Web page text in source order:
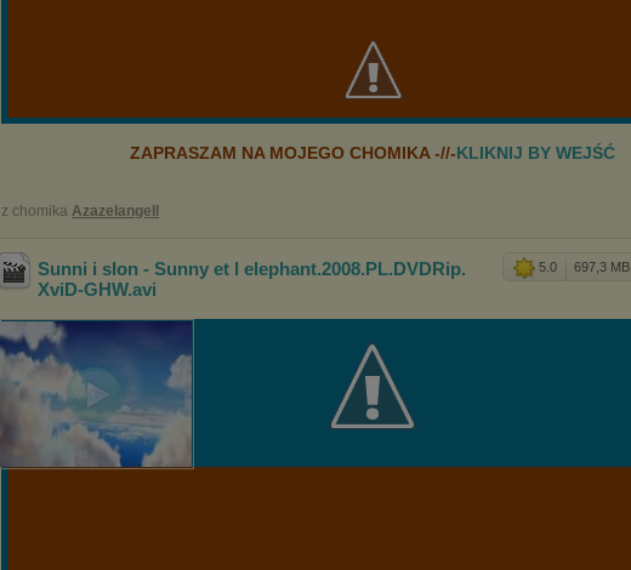
ZAPRASZAM NA MOJEGO CHOMIKA -//-KLIKNIJ BY WEJŚĆ
z chomika Azazelangell
5.0 697,3 MB
Sunni i slon - Sunny et l elephant.2008.PL.DVDRip.
XviD-GHW.avi